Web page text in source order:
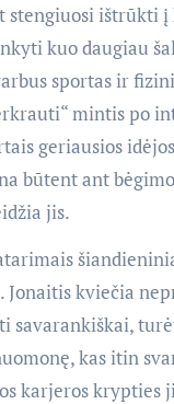
stengiuosi ištrūkti į
kuo daugiau
sportas ir
mintis po
geriausios
būtent ant
jis.
Jonaitis kviečia
savarankiškai,
kas itin
karjeros krypties